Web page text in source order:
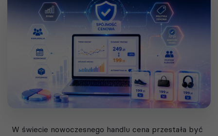
W świecie nowoczesnego handlu cena przestała być